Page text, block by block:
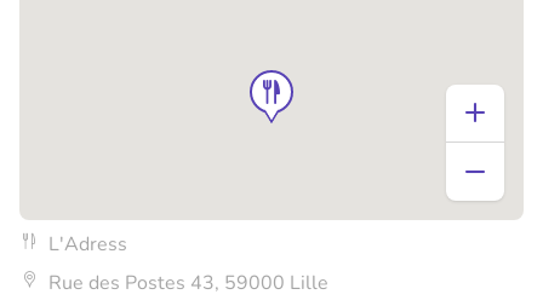
L'Adress
Rue des Postes 43, 59000 Lille